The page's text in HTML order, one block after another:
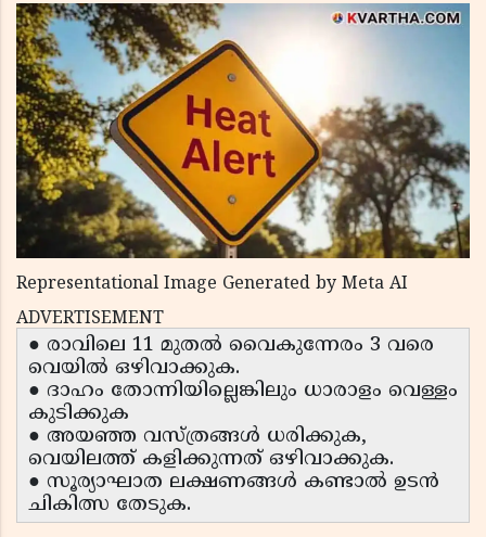
Representational Image Generated by Meta AI
ADVERTISEMENT
● രാവിലെ 11 മുതൽ വൈകുന്നേരം 3 വരെ
വെയിൽ ഒഴിവാക്കുക.
● ദാഹം തോന്നിയില്ലെങ്കിലും ധാരാളം വെള്ളം
കുടിക്കുക
● അയഞ്ഞ വസ്ത്രങ്ങൾ ധരിക്കുക,
വെയിലത്ത് കളിക്കുന്നത് ഒഴിവാക്കുക.
● സൂര്യാഘാത ലക്ഷണങ്ങൾ കണ്ടാൽ ഉടൻ
ചികിത്സ തേടുക.